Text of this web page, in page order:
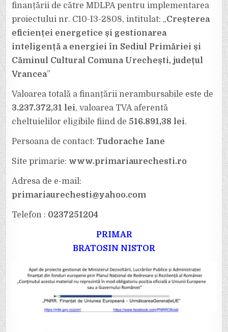
finanțării de către MDLPA pentru implementarea
proiectului nr. C10-I3-2808, intitulat: „Creșterea
eficienței energetice și gestionarea
inteligență a energiei în Sediul Primăriei și
Căminul Cultural Comuna Urechești, județul
Vrancea”
Valoarea totală a finanțării nerambursabile este de
3.237.372,31 lei, valoarea TVA aferentă
cheltuielilor eligibile fiind de 516.891,38 lei.
Persoana de contact:Tudorache Iane
Site primarie: www.primariaurechesti.ro
Adresa de e-mail:
primariaurechesti@yahoo.com
Telefon : 0237251204
PRIMAR
BRATOSIN NISTOR